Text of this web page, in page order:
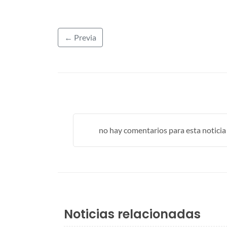
← Previa
no hay comentarios para esta noticia ...
Noticias relacionadas